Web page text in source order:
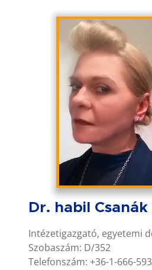
Dr. habil
Intézetigazgató, egyetemi
Szobaszám: D/352
Telefonszám: +36-1-666-